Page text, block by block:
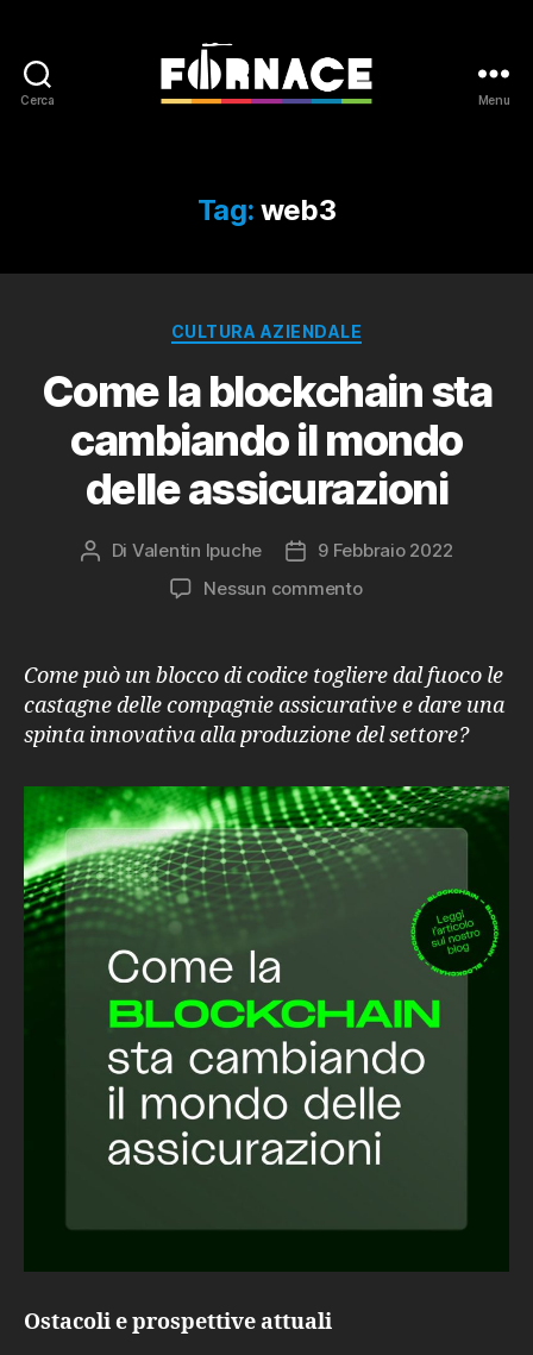
Cerca Menu
Tag: web3
Categorie
CULTURA AZIENDALE
Come la blockchain sta
cambiando il mondo
delle assicurazioni
Autore
Di Valentin Ipuche
Data9 Febbraio 2022
Nessun commentosu
blockchain
sta
cambiando
il
delle
assicurazioni
Come può un blocco di codice togliere dal fuoco le
castagne delle compagnie assicurative e dare una
spinta innovativa alla produzione del settore?
Ostacoli e prospettive attuali